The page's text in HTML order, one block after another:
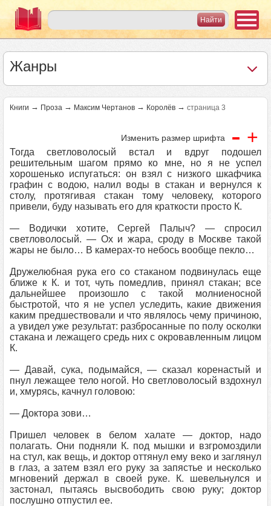
Жанры
Книги → Проза → Максим Чертанов → Королёв → страница 3
Изменить размер шрифта - +
Тогда светловолосый встал и вдруг подошел
решительным шагом прямо ко мне, но я не успел
хорошенько испугаться: он взял с низкого шкафчика
графин с водою, налил воды в стакан и вернулся к
столу, протягивая стакан тому человеку, которого
привели, буду называть его для краткости просто К.
— Водички хотите, Сергей Палыч? — спросил
светловолосый. — Ох и жара, сроду в Москве такой
жары не было… В камерах-то небось вообще пекло…
Дружелюбная рука его со стаканом подвинулась еще
ближе к К. и тот, чуть помедлив, принял стакан; все
дальнейшее произошло с такой молниеносной
быстротой, что я не успел уследить, какие движения
каким предшествовали и что являлось чему причиною,
а увидел уже результат: разбросанные по полу осколки
стакана и лежащего средь них с окровавленным лицом
К.
— Давай, сука, подымайся, — сказал коренастый и
пнул лежащее тело ногой. Но светловолосый вздохнул
и, хмурясь, качнул головою:
— Доктора зови…
Пришел человек в белом халате — доктор, надо
полагать. Они подняли К. под мышки и взгромоздили
на стул, как вещь, и доктор оттянул ему веко и заглянул
в глаз, а затем взял его руку за запястье и несколько
мгновений держал в своей руке. К. шевельнулся и
застонал, пытаясь высвободить свою руку; доктор
послушно отпустил ее.